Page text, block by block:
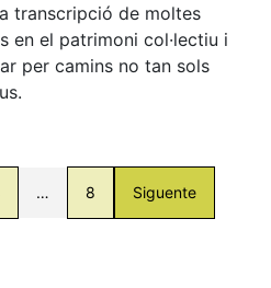
transcripció de moltes
en el patrimoni col·lectiu i
per camins no tan sols
… 8 Siguente